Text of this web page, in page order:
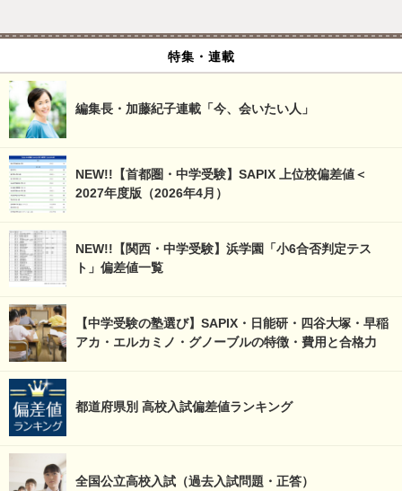
特集・連載
編集長・加藤紀子連載「今、会いたい人」
NEW!!【首都圏・中学受験】SAPIX 上位校偏差値＜
2027年度版（2026年4月）
NEW!!【関西・中学受験】浜学園「小6合否判定テス
ト」偏差値一覧
【中学受験の塾選び】SAPIX・日能研・四谷大塚・早稲
アカ・エルカミノ・グノーブルの特徴・費用と合格力
都道府県別 高校入試偏差値ランキング
全国公立高校入試（過去入試問題・正答）